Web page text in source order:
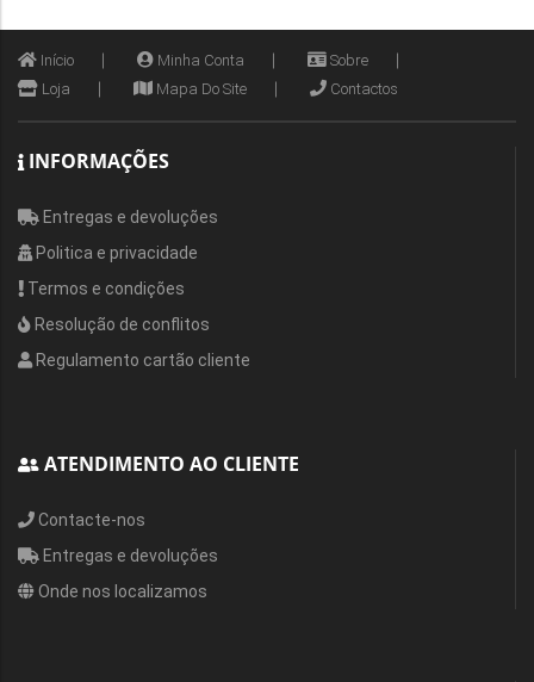
Início Minha Conta
Sobre
Loja
Mapa Do Site Contactos
INFORMAÇÕES
Entregas e devoluções
Politica e privacidade
Termos e condições
Resolução de conflitos
Regulamento cartão cliente
ATENDIMENTO AO CLIENTE
Contacte-nos
Entregas e devoluções
Onde nos localizamos